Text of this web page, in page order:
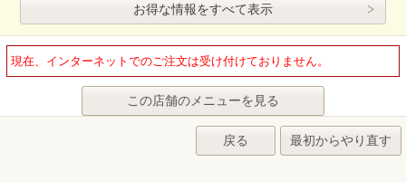
お得な情報をすべて表示
現在、インターネットでのご注文は受け付けておりません。
この店舗のメニューを見る
最初からやり直す
戻る